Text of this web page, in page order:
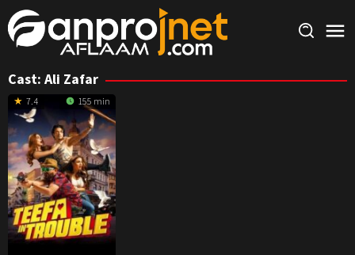
Skip
to
content
Cast: Ali Zafar
7.4 155 min